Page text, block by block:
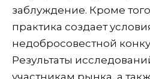
заблуждение. Кроме
практика создает
недобросовестной
Результаты
участникам рынка, а